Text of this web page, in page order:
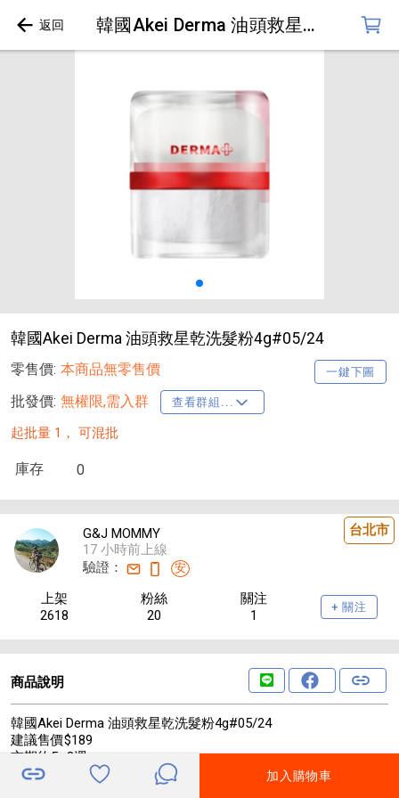
韓國Akei Derma 油頭救星乾洗髮粉4g#05/24
韓國Akei Derma 油頭救星乾洗髮粉4g#05/24
零售價: 一鍵下圖
本商品無零售價
批發價: 無權限,需入群 查看群組...
起批量 1， 可混批
庫存 0
台北市
G&J MOMMY
17 小時前上線
驗證：
安
上架
2618
粉絲
20
關注
1
+ 關注
商品說明
韓國Akei Derma 油頭救星乾洗髮粉4g#05/24
建議售價$189
交期約5~8週
✨15秒告別油膩髮根！✨
加入購物車